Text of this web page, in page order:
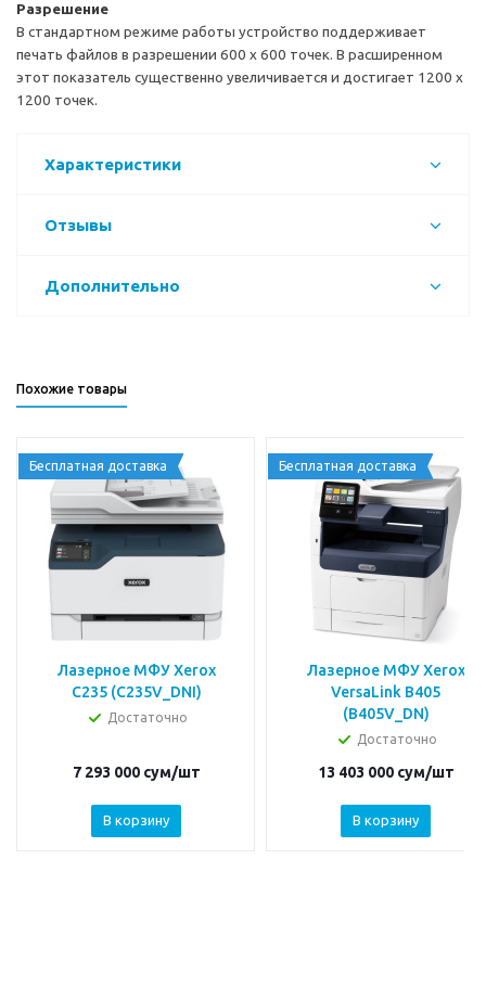
Разрешение
В стандартном режиме работы устройство поддерживает
печать файлов в разрешении 600 х 600 точек. В расширенном
этот показатель существенно увеличивается и достигает 1200 х
1200 точек.
Характеристики
Отзывы
Дополнительно
Похожие товары
Бесплатная доставка
Лазерное МФУ Xerox
C235 (C235V_DNI)
Достаточно
7 293 000сум/шт
В корзину
Бесплатная доставка
Лазерное МФУ Xerox
VersaLink B405
(B405V_DN)
Достаточно
13 403 000сум/шт
В корзину